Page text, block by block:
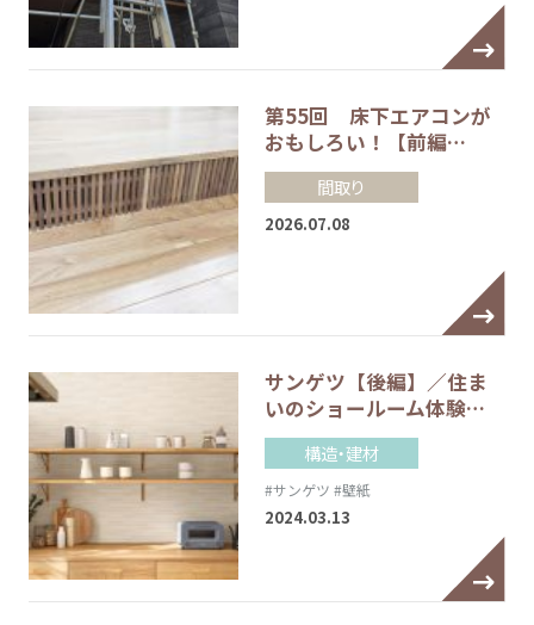
第55回 床下エアコンが
おもしろい！【前編…
間取り
2026.07.08
サンゲツ【後編】／住ま
いのショールーム体験…
構造・建材
#サンゲツ #壁紙
2024.03.13